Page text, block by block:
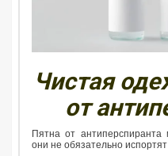
Чистая
от
Пятна от антиперспиранта
они не обязательно